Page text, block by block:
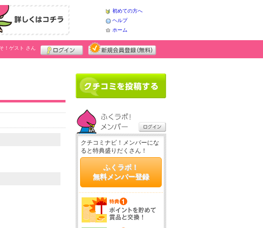
初めての方へ
ヘルプ
ホーム
！ ゲスト さん
クチコミナビ！メンバーにな
ると特典盛りだくさん！
ふくラボ！
無料メンバー登録